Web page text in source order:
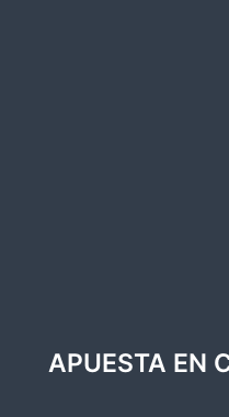
APUESTA EN